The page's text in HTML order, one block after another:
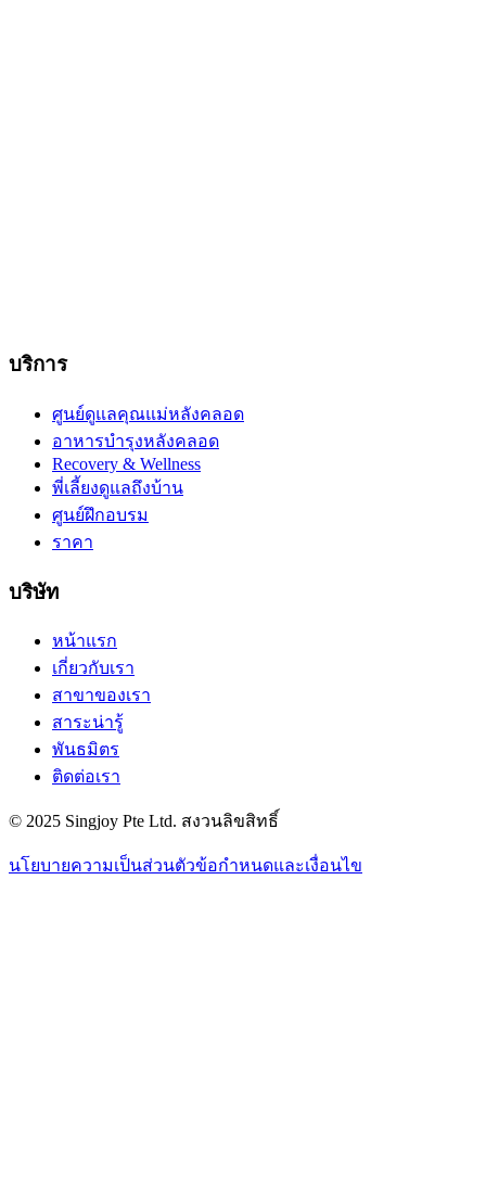
บริการ
ศูนย์ดูแลคุณแม่หลังคลอด
อาหารบำรุงหลังคลอด
Recovery & Wellness
พี่เลี้ยงดูแลถึงบ้าน
ศูนย์ฝึกอบรม
ราคา
บริษัท
หน้าแรก
เกี่ยวกับเรา
สาขาของเรา
สาระน่ารู้
พันธมิตร
ติดต่อเรา
© 2025 Singjoy Pte Ltd. สงวนลิขสิทธิ์
นโยบายความเป็นส่วนตัวข้อกำหนดและเงื่อนไข